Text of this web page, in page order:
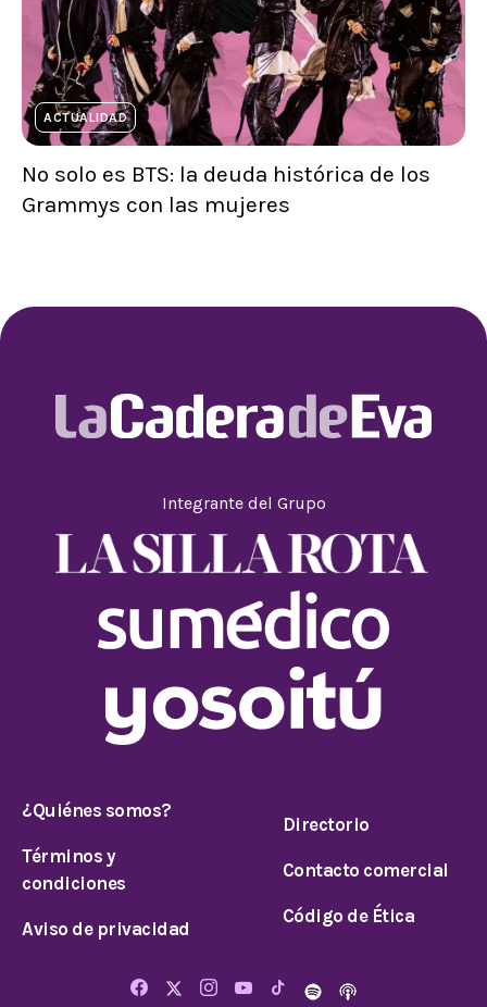
ACTUALIDAD
No solo es BTS: la deuda histórica de los
Grammys con las mujeres
Integrante del Grupo
¿Quiénes somos?
Términos y
condiciones
Aviso de privacidad
Directorio
Contacto comercial
Código de Ética